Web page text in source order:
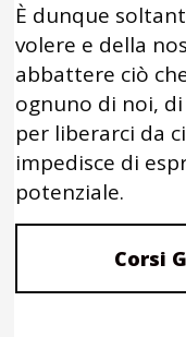
È dunque
volere e della
abbattere ciò
ognuno di noi,
per liberarci da
impedisce di
potenziale.
Corsi